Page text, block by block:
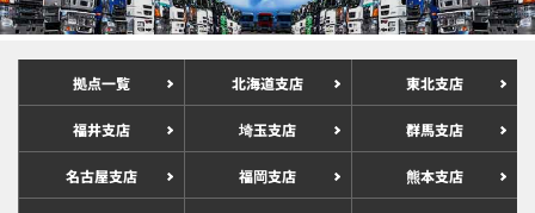
拠点一覧 北海道支店 東北支店
福井支店 埼玉支店 群馬支店
名古屋支店 福岡支店 熊本支店